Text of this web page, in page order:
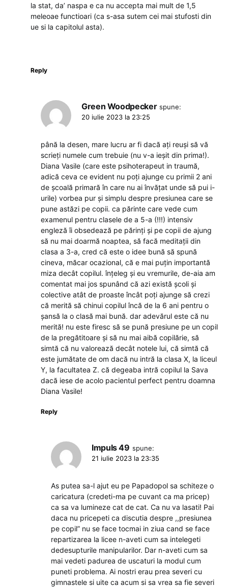
la stat, da’ naspa e ca nu accepta mai mult de 1,5
meleoae functioari (ca s-asa sutem cei mai stufosti din
ue si la capitolul asta).
Reply
Green Woodpecker spune:
20 iulie 2023 la 23:25
până la desen, mare lucru ar fi dacă ați reuși să vă
scrieți numele cum trebuie (nu v-a ieșit din prima!).
Diana Vasile (care este psihoterapeut in traumă,
adică ceva ce evident nu poți ajunge cu primii 2 ani
de școală primară în care nu ai învățat unde să pui i-
urile) vorbea pur și simplu despre presiunea care se
pune astăzi pe copii. ca părinte care vede cum
examenul pentru clasele de a 5-a (!!!) intensiv
engleză îi obsedează pe părinți și pe copii de ajung
să nu mai doarmă noaptea, să facă meditații din
clasa a 3-a, cred că este o idee bună să spună
cineva, măcar ocazional, că e mai puțin importantă
miza decât copilul. înțeleg și eu vremurile, de-aia am
comentat mai jos spunând că azi există școli și
colective atât de proaste încât poți ajunge să crezi
că merită să chinui copilul încă de la 6 ani pentru o
șansă la o clasă mai bună. dar adevărul este că nu
merită! nu este firesc să se pună presiune pe un copil
de la pregătitoare și să nu mai aibă copilărie, să
simtă că nu valorează decât notele lui, că simtă că
este jumătate de om dacă nu intră la clasa X, la liceul
Y, la facultatea Z. că degeaba intră copilul la Sava
dacă iese de acolo pacientul perfect pentru doamna
Diana Vasile!
Reply
Impuls 49 spune:
21 iulie 2023 la 23:35
As putea sa-l ajut eu pe Papadopol sa schiteze o
caricatura (credeti-ma pe cuvant ca ma pricep)
ca sa va lumineze cat de cat. Ca nu va lasati! Pai
daca nu pricepeti ca discutia despre ,,presiunea
pe copil” nu se face tocmai in ziua cand se face
repartizarea la licee n-aveti cum sa intelegeti
dedesupturile manipularilor. Dar n-aveti cum sa
mai vedeti padurea de uscaturi la modul cum
puneti problema. Ai nostri erau prea severi cu
gimnastele si uite ca acum si sa vrea sa fie severi